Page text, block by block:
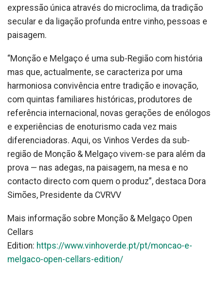
expressão única através do microclima, da tradição
secular e da ligação profunda entre vinho, pessoas e
paisagem.
“Monção e Melgaço é uma sub-Região com história
mas que, actualmente, se caracteriza por uma
harmoniosa convivência entre tradição e inovação,
com quintas familiares históricas, produtores de
referência internacional, novas gerações de enólogos
e experiências de enoturismo cada vez mais
diferenciadoras. Aqui, os Vinhos Verdes da sub-
região de Monção & Melgaço vivem-se para além da
prova — nas adegas, na paisagem, na mesa e no
contacto directo com quem o produz”, destaca Dora
Simões, Presidente da CVRVV
Mais informação sobre Monção & Melgaço Open
Cellars
Edition: https://www.vinhoverde.pt/pt/moncao-e-
melgaco-open-cellars-edition/